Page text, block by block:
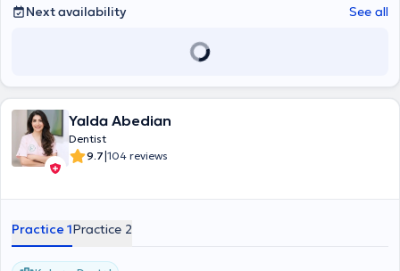
Next availability See all
Yalda Abedian
Dentist
9.7|104 reviews
Practice 1Practice 2